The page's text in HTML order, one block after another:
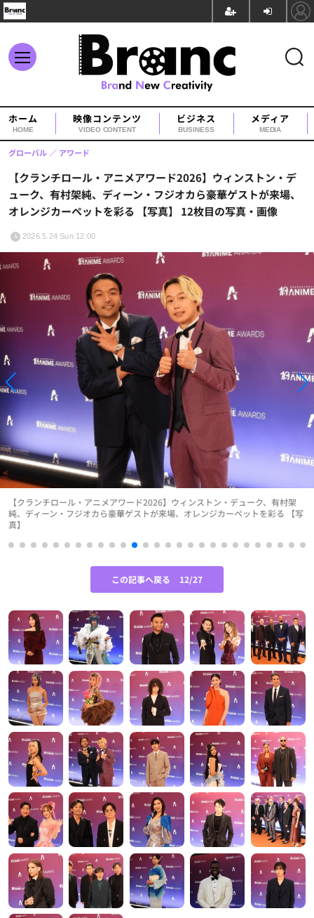
ホーム
HOME
映像コンテンツ
VIDEO CONTENT
ビジネス
BUSINESS
メディア
MEDIA
【クランチロール・アニメアワード2026】ウィンストン・デ
ューク、有村架純、ディーン・フジオカら豪華ゲストが来場、
オレンジカーペットを彩る 【写真】 12枚目の写真・画像
グローバル アワード
2026.5.24 Sun 12:00
【クランチロール・アニメアワード2026】ウィンストン・デューク、有村架
純、ディーン・フジオカら豪華ゲストが来場、オレンジカーペットを彩る 【写
真】
この記事へ戻る 12/27